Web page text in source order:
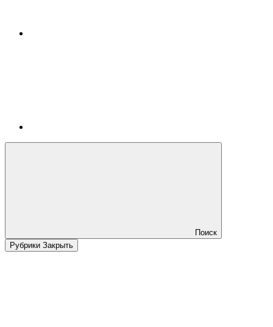
Поиск
Рубрики Закрыть